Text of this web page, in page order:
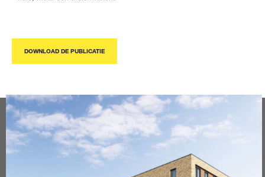
DOWNLOAD DE PUBLICATIE